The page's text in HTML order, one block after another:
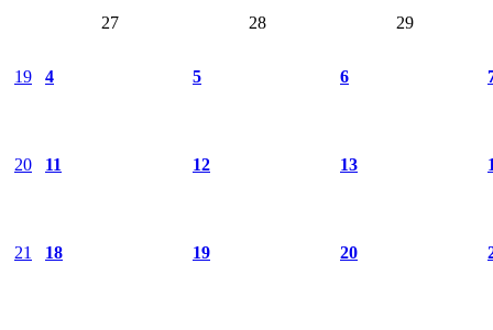
27
28 29
19 4 5 6
20 11 12 13
21 18 19 20